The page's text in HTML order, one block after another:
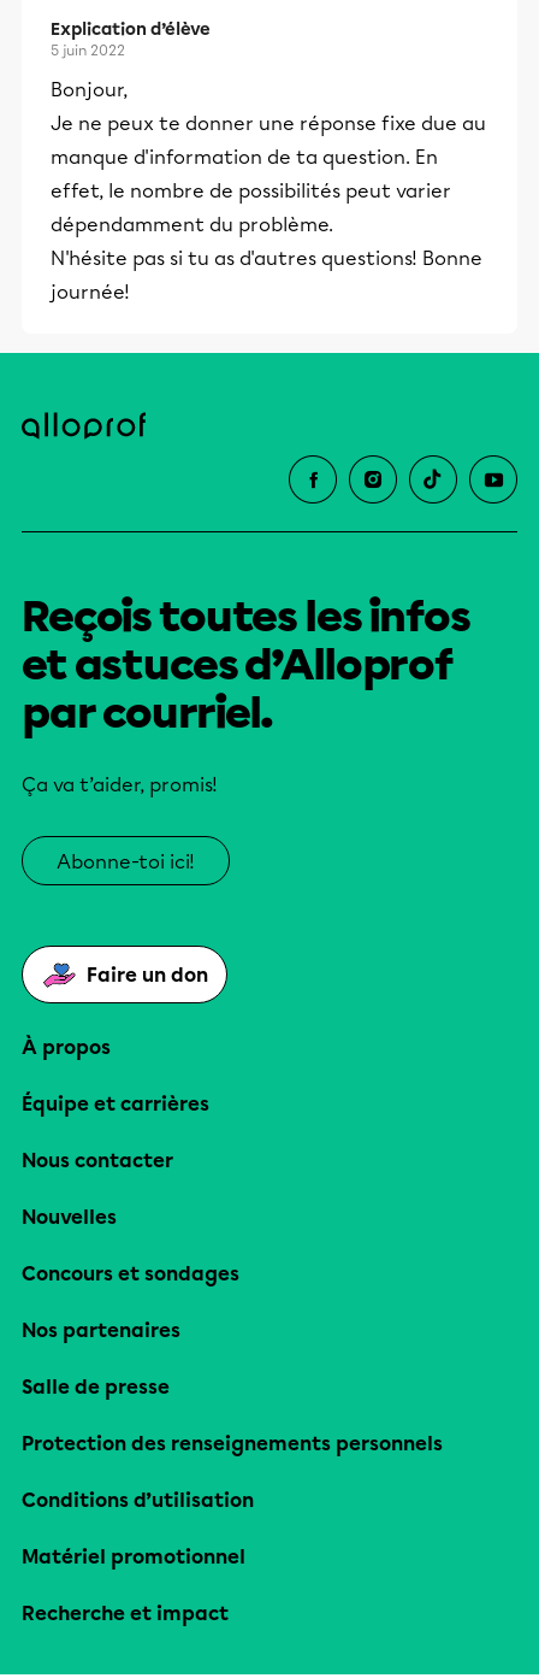
Explication d’élève
5 juin 2022
Bonjour,
Je ne peux te donner une réponse fixe due au
manque d'information de ta question. En
effet, le nombre de possibilités peut varier
dépendamment du problème.
N'hésite pas si tu as d'autres questions! Bonne
journée!
Reçois toutes les infos
et astuces d’Alloprof
par courriel.
Ça va t’aider, promis!
Abonne-toi ici!
Faire un don
À propos
Équipe et carrières
Nous contacter
Nouvelles
Concours et sondages
Nos partenaires
Salle de presse
Protection des renseignements personnels
Conditions d’utilisation
Matériel promotionnel
Recherche et impact